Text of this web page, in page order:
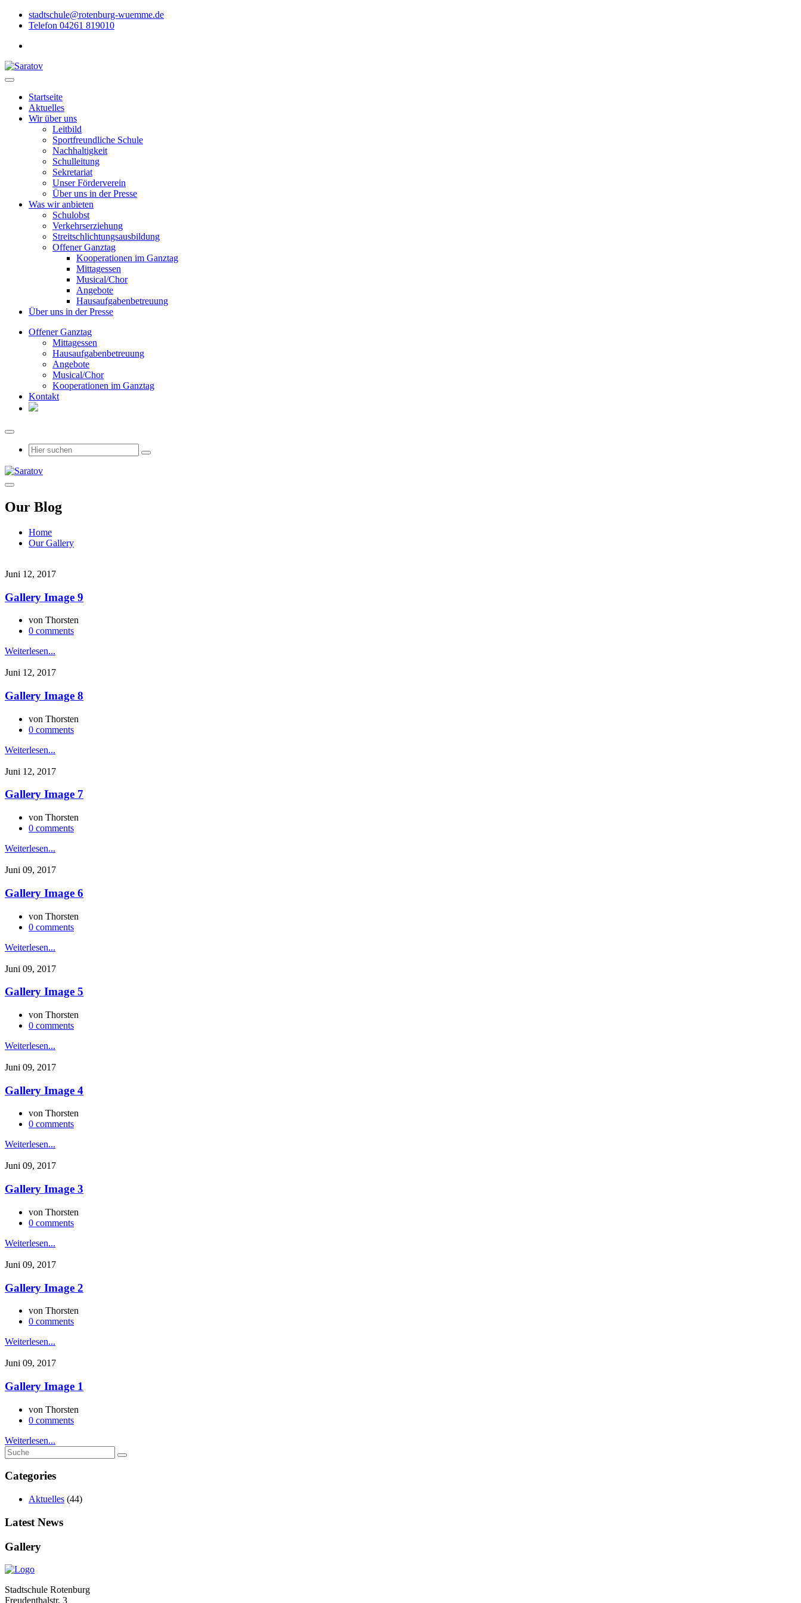
stadtschule@rotenburg-wuemme.de
Telefon 04261 819010
Startseite
Aktuelles
Wir über uns
Leitbild
Sportfreundliche Schule
Nachhaltigkeit
Schulleitung
Sekretariat
Unser Förderverein
Über uns in der Presse
Was wir anbieten
Schulobst
Verkehrserziehung
Streitschlichtungsausbildung
Offener Ganztag
Kooperationen im Ganztag
Mittagessen
Musical/Chor
Angebote
Hausaufgabenbetreuung
Über uns in der Presse
Offener Ganztag
Mittagessen
Hausaufgabenbetreuung
Angebote
Musical/Chor
Kooperationen im Ganztag
Kontakt
Our Blog
Home
Our Gallery
Juni 12, 2017
Gallery Image 9
von Thorsten
0 comments
Weiterlesen...
Juni 12, 2017
Gallery Image 8
von Thorsten
0 comments
Weiterlesen...
Juni 12, 2017
Gallery Image 7
von Thorsten
0 comments
Weiterlesen...
Juni 09, 2017
Gallery Image 6
von Thorsten
0 comments
Weiterlesen...
Juni 09, 2017
Gallery Image 5
von Thorsten
0 comments
Weiterlesen...
Juni 09, 2017
Gallery Image 4
von Thorsten
0 comments
Weiterlesen...
Juni 09, 2017
Gallery Image 3
von Thorsten
0 comments
Weiterlesen...
Juni 09, 2017
Gallery Image 2
von Thorsten
0 comments
Weiterlesen...
Juni 09, 2017
Gallery Image 1
von Thorsten
0 comments
Weiterlesen...
Categories
Aktuelles (44)
Latest News
Gallery
Stadtschule Rotenburg
Freudenthalstr. 3